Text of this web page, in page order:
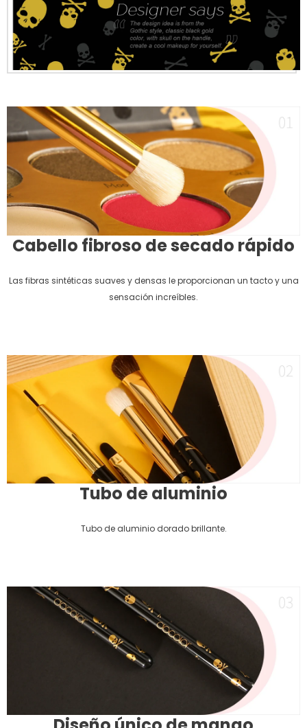
Cabello fibroso de secado rápido
Las fibras sintéticas suaves y densas le proporcionan un tacto y una
sensación increíbles.
Tubo de aluminio
Tubo de aluminio dorado brillante.